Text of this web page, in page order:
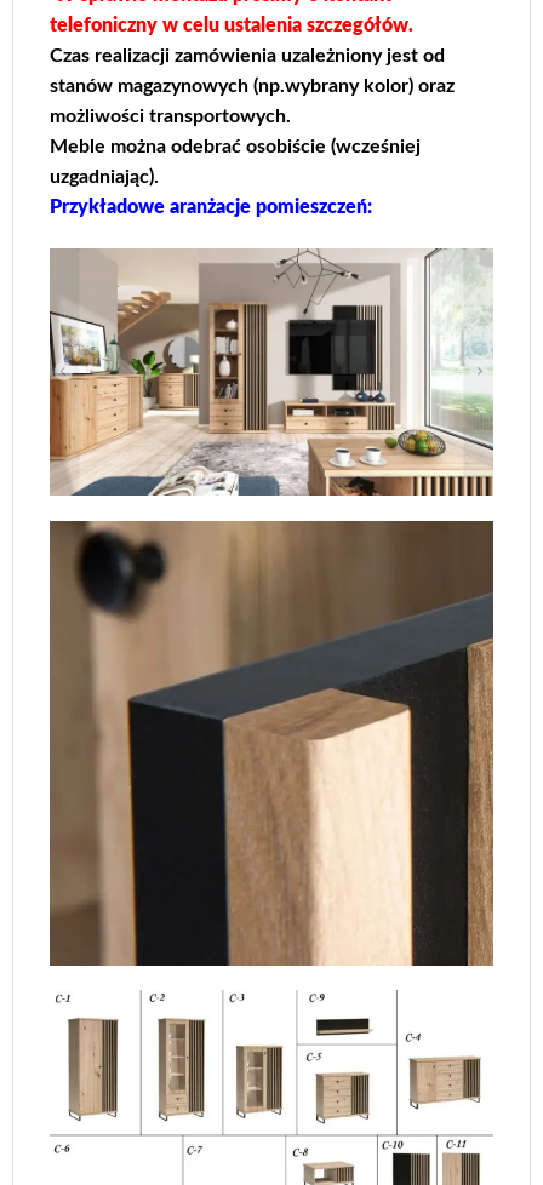
telefoniczny w celu ustalenia szczegółów.
Czas realizacji zamówienia uzależniony jest od
stanów magazynowych (np.wybrany kolor) oraz
możliwości transportowych.
Meble można odebrać osobiście (wcześniej
uzgadniając).
Przykładowe aranżacje pomieszczeń: